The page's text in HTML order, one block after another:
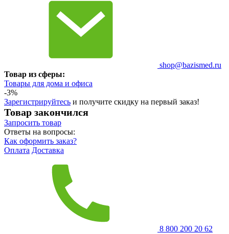
shop@bazismed.ru
Товар из сферы:
Товары для дома и офиса
-3%
Зарегистрируйтесь и получите скидку на первый заказ!
Товар закончился
Запросить товар
Ответы на вопросы:
Как оформить заказ?
Оплата Доставка
8 800 200 20 62